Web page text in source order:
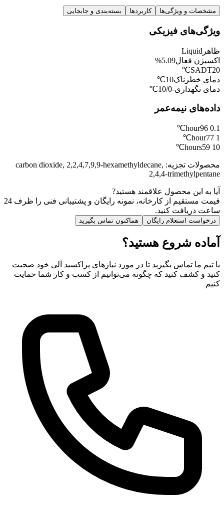
مشخصات و ویژگی‌ها کاربردها بسته‌بندی و جابجایی
ویژگی‌های فیزیکی
ظاهر Liquid
اکسیژن فعال5.09%
SADT20℃
دمای خطرناک10℃
دمای نگهداری-10/0℃
داده‌های نیمه‌عمر
0.1 hour
96℃
1 hour
77℃
10 hours
59℃
محصولات تجزیه:
carbon dioxide, 2,2,4,7,9,9-hexamethyldecane,
2,4,4-trimethylpentane
آیا به این محصول علاقمند هستید?
قیمت مستقیم از کارخانه، نمونه رایگان و پشتیبانی فنی را ظرف 24
ساعت دریافت کنید.
درخواست استعلام رایگان هماکنون تماس بگیرید
آماده شروع هستید؟
با تیم ما تماس بگیرید تا در مورد نیازهای پراکسید آلی خود صحبت
کنید و کشف کنید که چگونه می‌توانیم از کسب و کار شما حمایت
کنیم